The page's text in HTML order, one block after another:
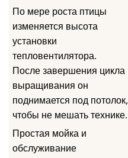
По мере роста птицы
изменяется высота
установки
тепловентилятора.
После завершения цикла
выращивания он
поднимается под потолок,
чтобы не мешать технике.
Простая мойка и
обслуживание